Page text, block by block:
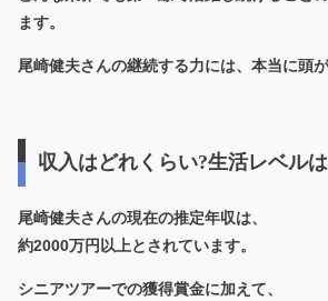
ます。
尾崎健夫さんの継続する力には、本当に頭が
収入はどれくらい?生活レベル
尾崎健夫さんの現在の推定年収は、
約2000万円以上とされています。
シニアツアーでの獲得賞金に加えて、